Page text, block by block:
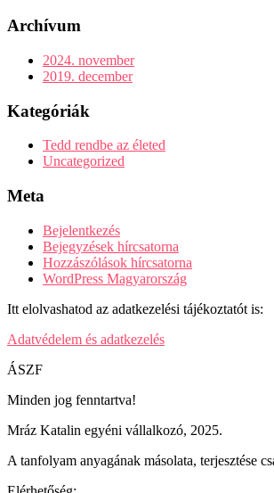
Archívum
2024. november
2019. december
Kategóriák
Tedd rendbe az életed
Uncategorized
Meta
Bejelentkezés
Bejegyzések hírcsatorna
Hozzászólások hírcsatorna
WordPress Magyarország
Itt elolvashatod az adatkezelési tájékoztatót is:
Adatvédelem és adatkezelés
ÁSZF
Minden jog fenntartva!
Mráz Katalin egyéni vállalkozó, 2025.
A tanfolyam anyagának másolata, terjesztése